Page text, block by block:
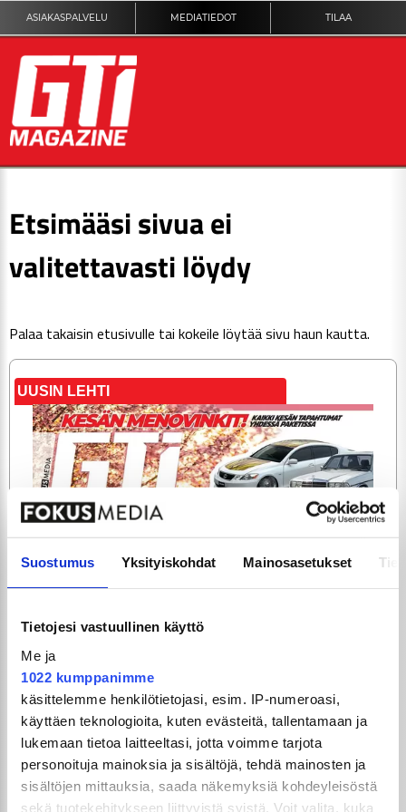
Suostumus Yksityiskohdat Mainosasetukset
Tietojesi vastuullinen käyttö
Me ja
1022 kumppanimme
käsittelemme henkilötietojasi, esim. IP-numeroasi,
käyttäen teknologioita, kuten evästeitä, tallentamaan ja
lukemaan tietoa laitteeltasi, jotta voimme tarjota
personoituja mainoksia ja sisältöjä, tehdä mainosten ja
sisältöjen mittauksia, saada näkemyksiä kohdeyleisöstä
sekä tuotekehitykseen liittyvistä syistä. Voit valita, kuka
ASIAKASPALVELU MEDIATIEDOT TILAA
KILPAILUT
TEKNIIKKA
ARTIKKELIT
TILAA
Etsimääsi sivua ei
valitettavasti löydy
Palaa takaisin etusivulle tai kokeile löytää sivu haun kautta.
UUSIN LEHTI
GTi-Magazinen numero 5 / 2026 julkaistaan
3.6.2026!
UUSIMMAT